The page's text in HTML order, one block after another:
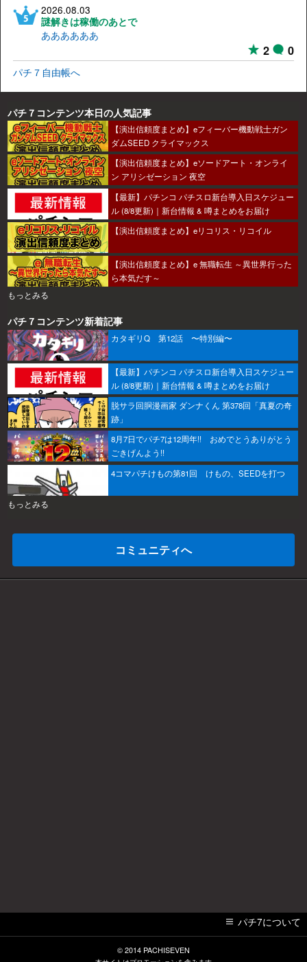
2026.08.03
謎解きは稼働のあとで
ああああああ
2 0
パチ７自由帳へ
パチ７コンテンツ本日の人気記事
【演出信頼度まとめ】eフィーバー機動戦士ガン
ダムSEED クライマックス
【演出信頼度まとめ】eソードアート・オンライ
ン アリシゼーション 夜空
【最新】パチンコ パチスロ新台導入日スケジュー
ル (8/8更新)｜新台情報 & 噂まとめをお届け
【演出信頼度まとめ】eリコリス・リコイル
【演出信頼度まとめ】e 無職転生 ～異世界行った
ら本気だす～
もっとみる
パチ７コンテンツ新着記事
カタギリQ 第12話 〜特別編〜
【最新】パチンコ パチスロ新台導入日スケジュー
ル (8/8更新)｜新台情報 & 噂まとめをお届け
脱サラ回胴漫画家 ダンナくん 第378回「真夏の奇
跡」
8月7日でパチ7は12周年!! おめでとうありがとう
ごきげんよう!!
4コマパチけもの第81回 けもの、SEEDを打つ
もっとみる
コミュニティへ
パチ7について
© 2014 PACHISEVEN